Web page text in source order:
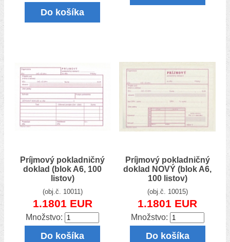
Do košíka
Príjmový pokladničný
doklad (blok A6, 100
listov)
(obj.č. 10011)
1.1801 EUR
Množstvo:
Do košíka
Príjmový pokladničný
doklad NOVÝ (blok A6,
100 listov)
(obj.č. 10015)
1.1801 EUR
Množstvo:
Do košíka